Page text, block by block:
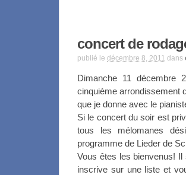
concert de
publié le décembre 8, 2011 dans
Dimanche 11
cinquième arrondissement
que je donne avec le
Si le concert du soir est
tous les mélomanes
programme de Lieder de
Vous êtes les bienvenus!
inscrive sur une liste et